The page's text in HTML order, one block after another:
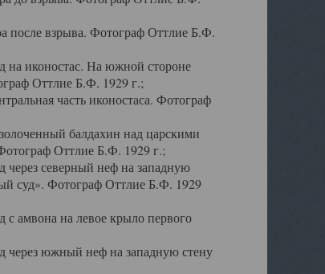
после взрыва. Фотограф Оттлие Б.Ф.
иконостас. На южной стороне
Оттлие Б.Ф. 1929 г.;
часть иконостаса. Фотограф
балдахин над царскими
Оттлие Б.Ф. 1929 г.;
северный неф на западную
суд». Фотограф Оттлие Б.Ф. 1929
амвона на левое крыло первого
южный неф на западную стену